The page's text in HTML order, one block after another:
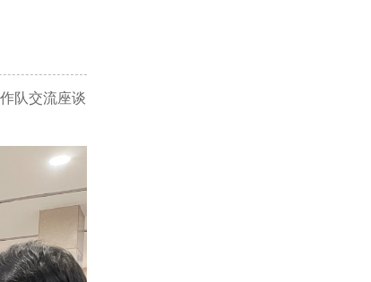
队交流座谈